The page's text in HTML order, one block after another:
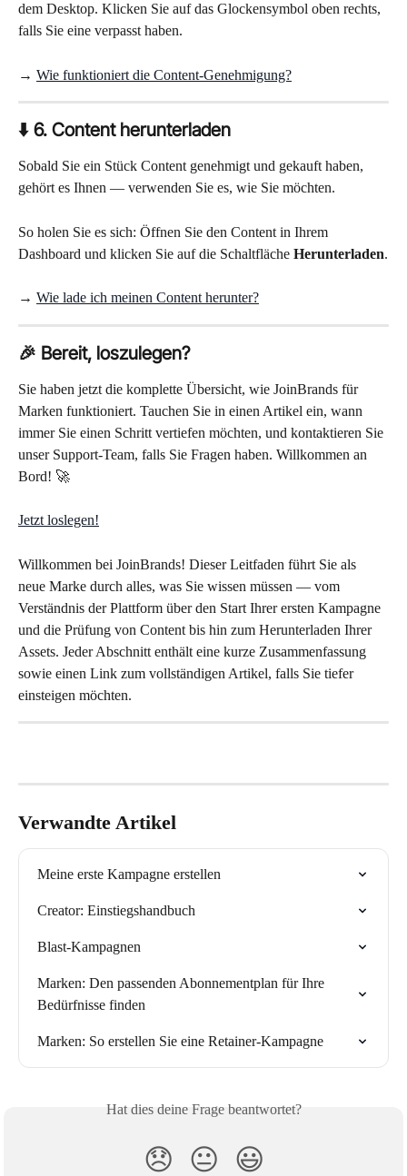
dem Desktop. Klicken Sie auf das Glockensymbol oben rechts,
falls Sie eine verpasst haben.
→ Wie funktioniert die Content-Genehmigung?
⬇️ 6. Content herunterladen
Sobald Sie ein Stück Content genehmigt und gekauft haben,
gehört es Ihnen — verwenden Sie es, wie Sie möchten.
So holen Sie es sich: Öffnen Sie den Content in Ihrem
Dashboard und klicken Sie auf die Schaltfläche Herunterladen.
→ Wie lade ich meinen Content herunter?
🎉 Bereit, loszulegen?
Sie haben jetzt die komplette Übersicht, wie JoinBrands für
Marken funktioniert. Tauchen Sie in einen Artikel ein, wann
immer Sie einen Schritt vertiefen möchten, und kontaktieren Sie
unser Support-Team, falls Sie Fragen haben. Willkommen an
Bord! 🚀
Jetzt loslegen!
Willkommen bei JoinBrands! Dieser Leitfaden führt Sie als
neue Marke durch alles, was Sie wissen müssen — vom
Verständnis der Plattform über den Start Ihrer ersten Kampagne
und die Prüfung von Content bis hin zum Herunterladen Ihrer
Assets. Jeder Abschnitt enthält eine kurze Zusammenfassung
sowie einen Link zum vollständigen Artikel, falls Sie tiefer
einsteigen möchten.
Verwandte Artikel
Meine erste Kampagne erstellen
Creator: Einstiegshandbuch
Blast-Kampagnen
Marken: Den passenden Abonnementplan für Ihre
Bedürfnisse finden
Marken: So erstellen Sie eine Retainer-Kampagne
Hat dies deine Frage beantwortet?
😞 😐 😃